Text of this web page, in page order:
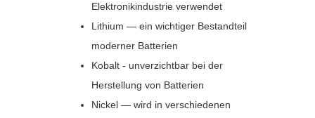
Elektronikindustrie verwendet
Lithium — ein wichtiger Bestandteil
moderner Batterien
Kobalt - unverzichtbar bei der
Herstellung von Batterien
Nickel — wird in verschiedenen